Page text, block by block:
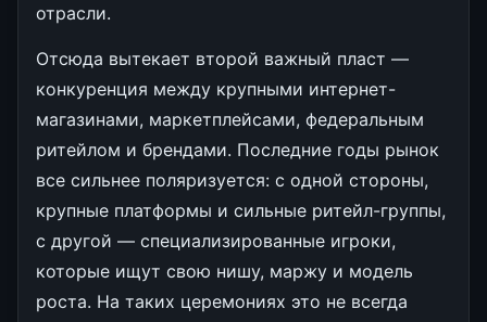
отрасли.
Отсюда вытекает второй важный пласт —
конкуренция между крупными интернет-
магазинами, маркетплейсами, федеральным
ритейлом и брендами. Последние годы рынок
все сильнее поляризуется: с одной стороны,
крупные платформы и сильные ритейл-группы,
с другой — специализированные игроки,
которые ищут свою нишу, маржу и модель
роста. На таких церемониях это не всегда